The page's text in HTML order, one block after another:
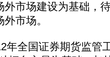
外市场建设为基础，
市场。
全国证券期货监管